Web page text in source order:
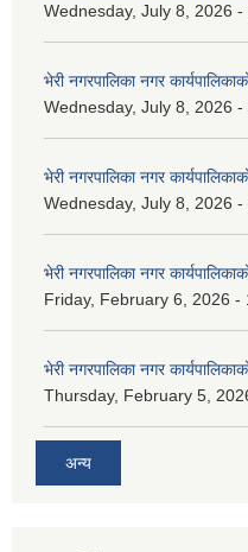
Wednesday, July 8, 2026 -
भेरी नगरपालिका नगर
Wednesday, July 8, 2026 -
भेरी नगरपालिका नगर
Wednesday, July 8, 2026 -
भेरी नगरपालिका नगर
Friday, February 6, 2026 -
भेरी नगरपालिका नगर
Thursday, February 5,
अन्य